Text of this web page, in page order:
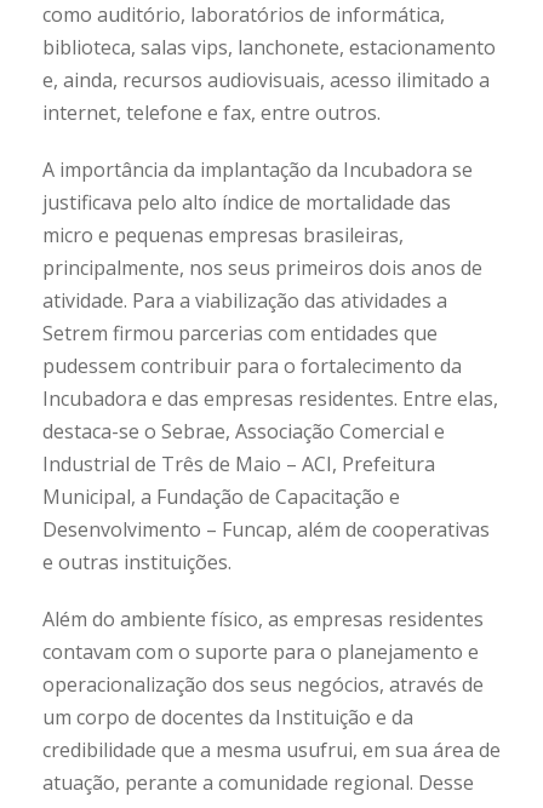
como auditório, laboratórios de informática,
biblioteca, salas vips, lanchonete, estacionamento
e, ainda, recursos audiovisuais, acesso ilimitado a
internet, telefone e fax, entre outros.
A importância da implantação da Incubadora se
justificava pelo alto índice de mortalidade das
micro e pequenas empresas brasileiras,
principalmente, nos seus primeiros dois anos de
atividade. Para a viabilização das atividades a
Setrem firmou parcerias com entidades que
pudessem contribuir para o fortalecimento da
Incubadora e das empresas residentes. Entre elas,
destaca-se o Sebrae, Associação Comercial e
Industrial de Três de Maio – ACI, Prefeitura
Municipal, a Fundação de Capacitação e
Desenvolvimento – Funcap, além de cooperativas
e outras instituições.
Além do ambiente físico, as empresas residentes
contavam com o suporte para o planejamento e
operacionalização dos seus negócios, através de
um corpo de docentes da Instituição e da
credibilidade que a mesma usufrui, em sua área de
atuação, perante a comunidade regional. Desse